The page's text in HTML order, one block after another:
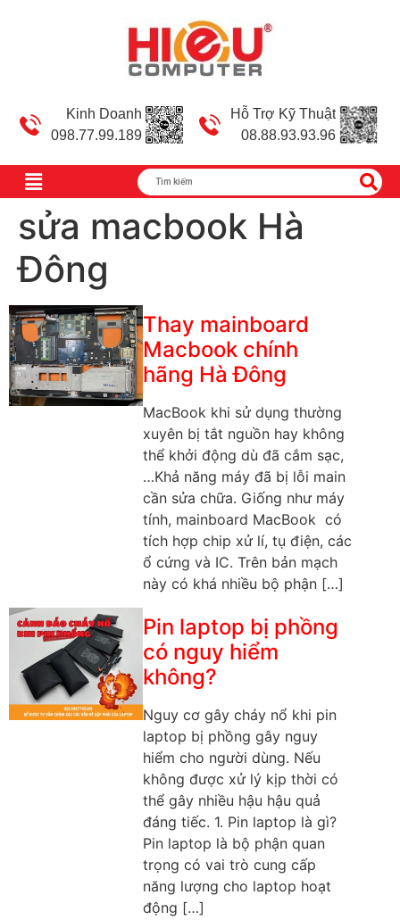
Kinh Doanh
098.77.99.189
Hỗ Trợ Kỹ Thuật
08.88.93.93.96
sửa macbook Hà
Đông
Thay mainboard
Macbook chính
hãng Hà Đông
MacBook khi sử dụng thường
xuyên bị tắt nguồn hay không
thể khởi động dù đã cắm sạc,
…Khả năng máy đã bị lỗi main
cần sửa chữa. Giống như máy
tính, mainboard MacBook có
tích hợp chip xử lí, tụ điện, các
ổ cứng và IC. Trên bản mạch
này có khá nhiều bộ phận […]
Pin laptop bị phồng
có nguy hiểm
không?
Nguy cơ gây cháy nổ khi pin
laptop bị phồng gây nguy
hiểm cho người dùng. Nếu
không được xử lý kịp thời có
thể gây nhiều hậu hậu quả
đáng tiếc. 1. Pin laptop là gì?
Pin laptop là bộ phận quan
trọng có vai trò cung cấp
năng lượng cho laptop hoạt
động […]